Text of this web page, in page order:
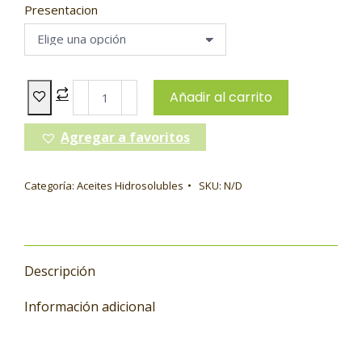
Presentacion
Añadir al carrito
Agregar a favoritos
Categoría: Aceites Hidrosolubles SKU: N/D
Descripción
Información adicional